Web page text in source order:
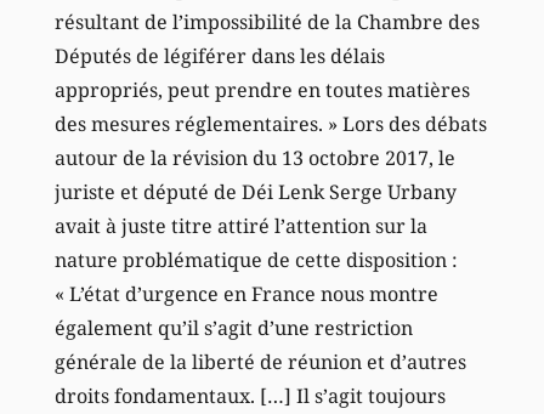
résultant de l’impossibilité de la Chambre des
Députés de légiférer dans les délais
appropriés, peut prendre en toutes matières
des mesures réglementaires. » Lors des débats
autour de la révision du 13 octobre 2017, le
juriste et député de Déi Lenk Serge Urbany
avait à juste titre attiré l’attention sur la
nature problématique de cette disposition :
« L’état d’urgence en France nous montre
également qu’il s’agit d’une restriction
générale de la liberté de réunion et d’autres
droits fondamentaux. […] Il s’agit toujours